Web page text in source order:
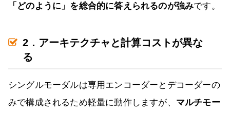
「どのように」を総合的に答えられるのが強みです。
2．アーキテクチャと計算コストが異な
る
シングルモーダルは専用エンコーダーとデコーダーの
みで構成されるため軽量に動作しますが、 マルチモー